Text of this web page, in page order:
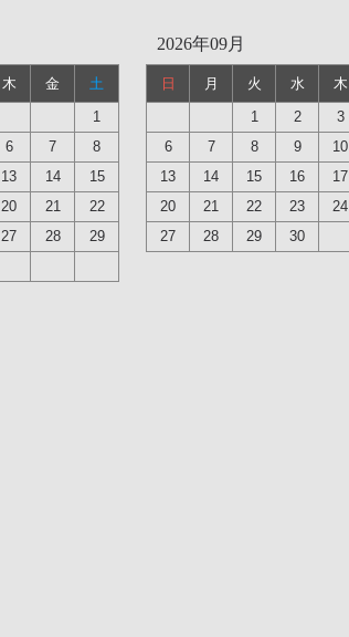
木 金
土
1
6 7
8
13 14
15
20 21
22
27 28
29
2026年09月
日 月 火 水 木
1
2 3
6
7 8 9 10
13
14 15 16 17
20
21 22 23 24
27
28 29 30